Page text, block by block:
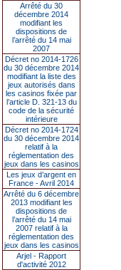
Arrêté du 30
décembre 2014
modifiant les
dispositions de
l’arrêté du 14 mai
2007
Décret no 2014-1726
du 30 décembre 2014
modifiant la liste des
jeux autorisés dans
les casinos fixée par
l’article D. 321-13 du
code de la sécurité
intérieure
Décret no 2014-1724
du 30 décembre 2014
relatif à la
réglementation des
jeux dans les casinos
Les jeux d’argent en
France - Avril 2014
Arrêté du 6 décembre
2013 modifiant les
dispositions de
l’arrêté du 14 mai
2007 relatif à la
réglementation des
jeux dans les casinos
Arjel - Rapport
d'activité 2012